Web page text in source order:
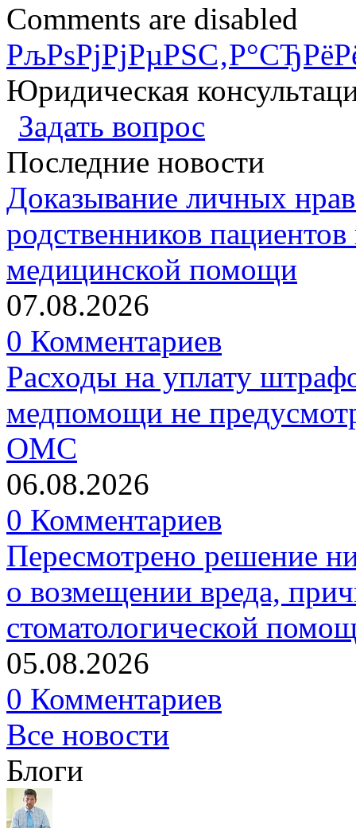
Comments are disabled
Юридическая
Задать вопрос
Последние новости
Доказывание личных
родственников
медицинской помощи
07.08.2026
0 Комментариев
Расходы на уплату
медпомощи не
ОМС
06.08.2026
0 Комментариев
Пересмотрено решение
о возмещении вреда,
стоматологической
05.08.2026
0 Комментариев
Все новости
Блоги